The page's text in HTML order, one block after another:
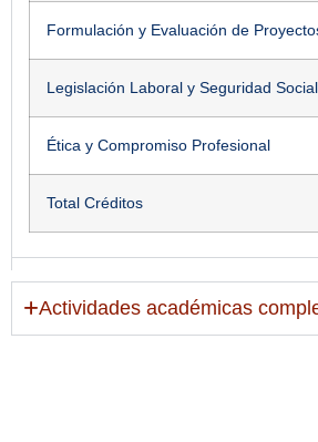
Formulación y Evaluación de
Legislación Laboral y Seguridad Social
Ética y Compromiso Profesional
Total Créditos
Nivel V
Actividades académicas